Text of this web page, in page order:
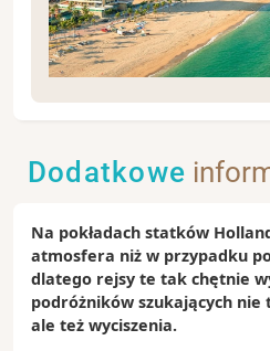
Fort Lauderdale słynie z
„Wenecją Ameryki” dzięki
kanałach, odpocząć nad
pobliskie Miami i Park
Zobacz koniecznie:
Fort Lauderdale Beach –
plaża z nadmorską
restauracjami
Dodatkowe
Na pokładach statków
atmosfera niż w przypadku
dlatego rejsy te tak chętnie
podróżników szukających
ale też wyciszenia.